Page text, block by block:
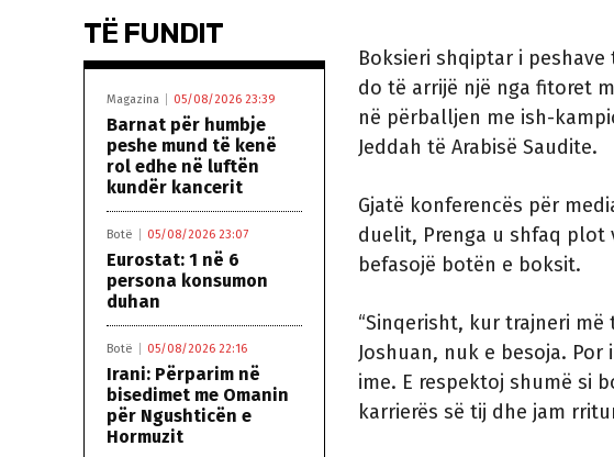
TË FUNDIT
Magazina 05/08/2026 23:39
Barnat për humbje
peshe mund të kenë
rol edhe në luftën
kundër kancerit
Botë 05/08/2026 23:07
Eurostat: 1 në 6
persona konsumon
duhan
Botë 05/08/2026 22:16
Irani: Përparim në
bisedimet me Omanin
për Ngushticën e
Hormuzit
Boksieri shqiptar i
do të arrijë një nga fitoret
në përballjen me ish-
Jeddah të Arabisë Saudite.
Gjatë konferencës për
duelit, Prenga u shfaq plot
befasojë botën e boksit.
“Sinqerisht, kur trajneri
Joshuan, nuk e besoja.
ime. E respektoj shumë si
karrierës së tij dhe jam